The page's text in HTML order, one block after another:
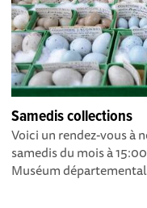
Samedis collections
Voici un rendez-vous à
samedis du mois à
Muséum